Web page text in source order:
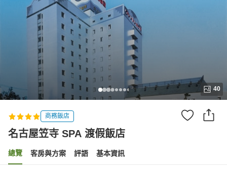
40
商務飯店
名古屋笠寺 SPA 渡假飯店
總覽 客房與方案 評語 基本資訊